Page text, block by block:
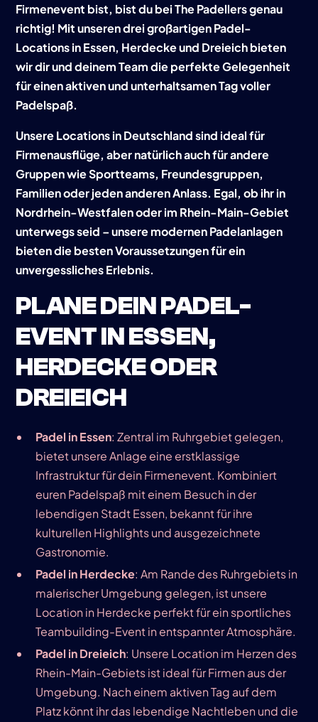
Firmenevent bist, bist du bei The Padellers genau
richtig! Mit unseren drei großartigen Padel-
Locations in Essen, Herdecke und Dreieich bieten
wir dir und deinem Team die perfekte Gelegenheit
für einen aktiven und unterhaltsamen Tag voller
Padelspaß.
Unsere Locations in Deutschland sind ideal für
Firmenausflüge, aber natürlich auch für andere
Gruppen wie Sportteams, Freundesgruppen,
Familien oder jeden anderen Anlass. Egal, ob ihr in
Nordrhein-Westfalen oder im Rhein-Main-Gebiet
unterwegs seid – unsere modernen Padelanlagen
bieten die besten Voraussetzungen für ein
unvergessliches Erlebnis.
PLANE DEIN PADEL-
EVENT IN ESSEN,
HERDECKE ODER
DREIEICH
Padel in Essen: Zentral im Ruhrgebiet gelegen,
bietet unsere Anlage eine erstklassige
Infrastruktur für dein Firmenevent. Kombiniert
euren Padelspaß mit einem Besuch in der
lebendigen Stadt Essen, bekannt für ihre
kulturellen Highlights und ausgezeichnete
Gastronomie.
Padel in Herdecke: Am Rande des Ruhrgebiets in
malerischer Umgebung gelegen, ist unsere
Location in Herdecke perfekt für ein sportliches
Teambuilding-Event in entspannter Atmosphäre.
Padel in Dreieich: Unsere Location im Herzen des
Rhein-Main-Gebiets ist ideal für Firmen aus der
Umgebung. Nach einem aktiven Tag auf dem
Platz könnt ihr das lebendige Nachtleben und die